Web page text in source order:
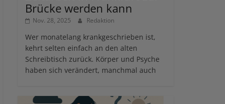
Brücke werden kann
Nov. 28, 2025 Redaktion
Wer monatelang krankgeschrieben ist,
kehrt selten einfach an den alten
Schreibtisch zurück. Körper und Psyche
haben sich verändert, manchmal auch